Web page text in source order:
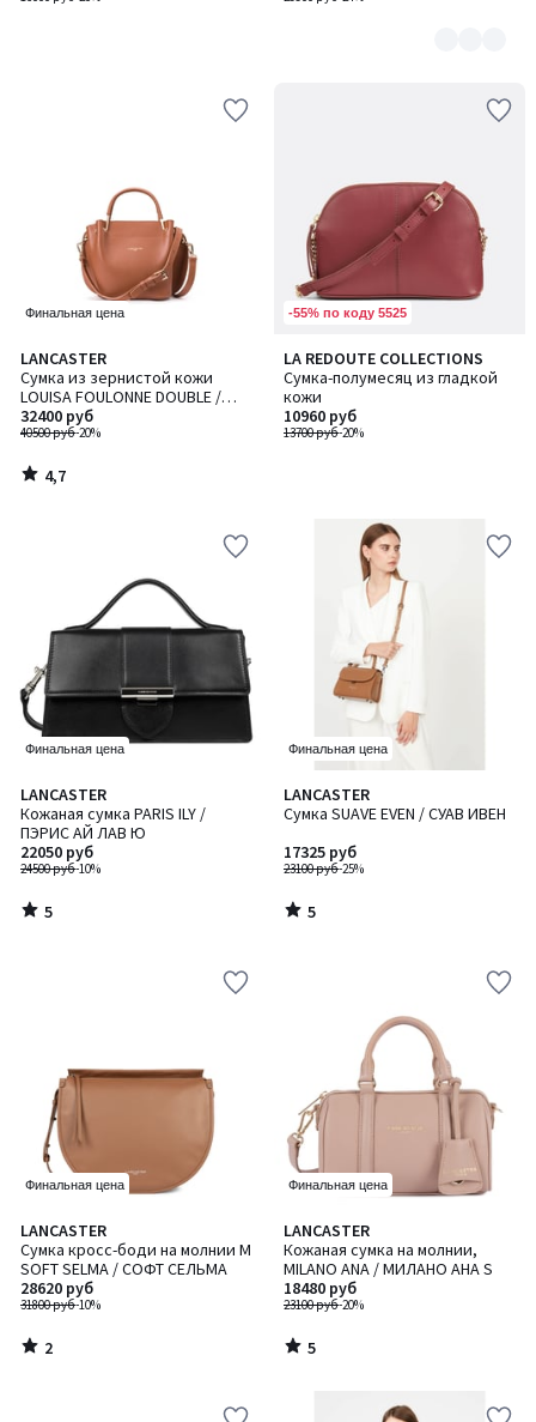
Финальная цена
LANCASTER
Сумка из зернистой кожи
LOUISA FOULONNE DOUBLE /
ЛУИЗА ФУЛОНН ДАБЛ
40500 руб-20%
32400 руб
4,7
/ 5
4,7
/
-55% по коду 5525
LA REDOUTE COLLECTIONS
Сумка-полумесяц из гладкой
кожи
13700 руб-20%
10960 руб
Финальная цена
LANCASTER
Кожаная сумка PARIS ILY /
ПЭРИС АЙ ЛАВ Ю
24500 руб-10%
22050 руб
5
/
5
5
/
Финальная цена
LANCASTER
Сумка SUAVE EVEN / СУАВ ИВЕН
23100 руб-25%
17325 руб
5
/
5
/
Финальная цена
LANCASTER
Сумка кросс-боди на молнии M
SOFT SELMA / СОФТ СЕЛЬМА
31800 руб-10%
28620 руб
2
/
5
2
/
Финальная цена
LANCASTER
Кожаная сумка на молнии,
MILANO ANA / МИЛАНО АНА S
23100 руб-20%
18480 руб
5
/
5
5
/